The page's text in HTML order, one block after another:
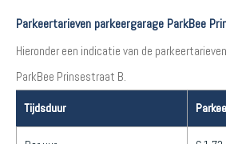
Parkeertarieven parkeergarage ParkBee
Hieronder een indicatie van de
ParkBee Prinsestraat B.
Tijdsduur